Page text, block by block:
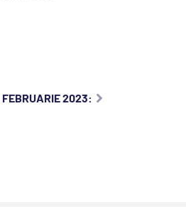
FEBRUARIE 2023: